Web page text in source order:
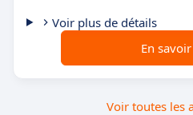
Voir plus de détails
En
Voir toutes les